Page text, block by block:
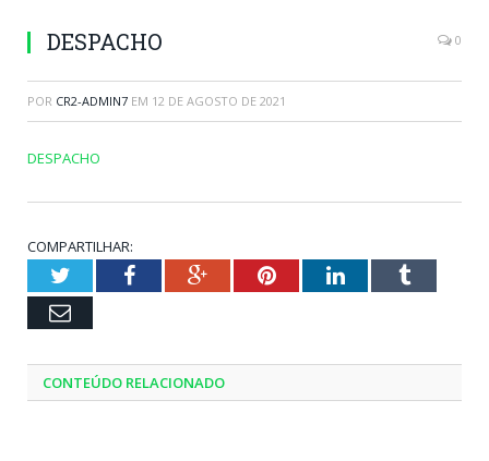
DESPACHO 0
POR CR2-ADMIN7 EM 12 DE AGOSTO DE 2021
DESPACHO
COMPARTILHAR:
TwitterFacebookGoogle+PinterestLinkedInTumblr
Email
CONTEÚDO RELACIONADO